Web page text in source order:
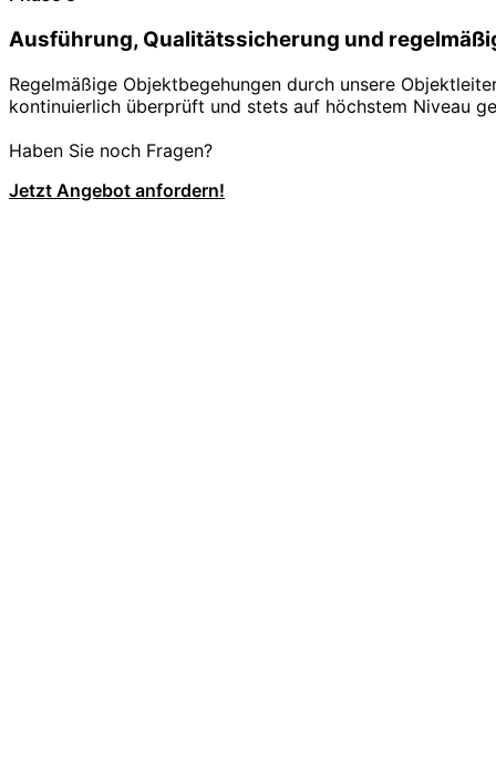
Ausführung, Qualitätssicherung und
Regelmäßige Objektbegehungen durch unsere
kontinuierlich überprüft und stets auf höchstem Niveau
Haben Sie noch Fragen?
Jetzt Angebot anfordern!